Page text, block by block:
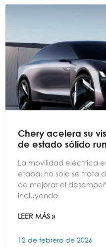
Chery acelera su
de estado sólido
La movilidad eléctrica
etapa: no solo se trata
de mejorar el
incluyendo
LEER MÁS »
12 de febrero de 2026